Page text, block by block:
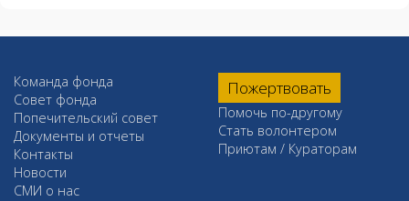
Команда фонда
Совет фонда
Попечительский совет
Документы и отчеты
Контакты
Новости
СМИ о нас
Пожертвовать
Помочь по-другому
Стать волонтером
Приютам / Кураторам